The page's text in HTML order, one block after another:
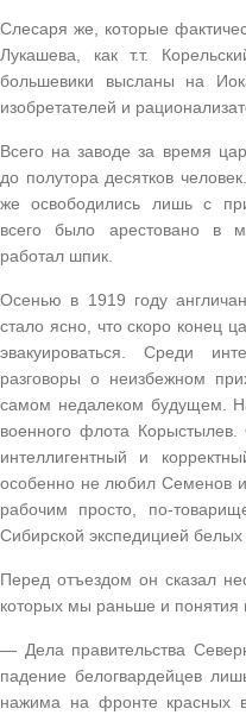
Слесаря же, которые
Лукашева, как т.т.
большевики высланы на
изобретателей и
Всего на заводе за время
до полутора десятков
же освободились лишь с
всего было арестовано в
работал шпик.
Осенью в 1919 году
стало ясно, что скоро конец
эвакуироваться. Среди
разговоры о неизбежном
самом недалеком будущем.
военного флота
интеллигентный и
особенно не любил Семенов
рабочим просто, по-
Сибирской экспедицией белых
Перед отъездом он сказал
которых мы раньше и понятия
— Дела правительства
падение белогвардейцев
нажима на фронте красных